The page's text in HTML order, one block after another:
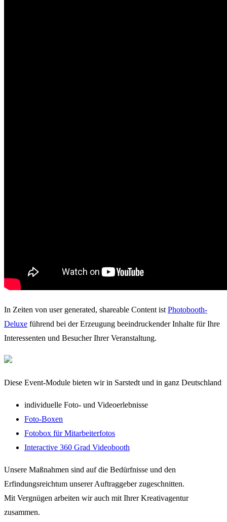
In Zeiten von user generated, shareable Content ist Photobooth-
Deluxe führend bei der Erzeugung beeindruckender Inhalte für Ihre
Interessenten und Besucher Ihrer Veranstaltung.
Diese Event-Module bieten wir in Sarstedt und in ganz Deutschland
individuelle Foto- und Videoerlebnisse
Foto-Boxen
Fotobox für Mitarbeiterfotos
Interactive 360 Grad Videobooth
Unsere Maßnahmen sind auf die Bedürfnisse und den
Erfindungsreichtum unserer Auftraggeber zugeschnitten.
Mit Vergnügen arbeiten wir auch mit Ihrer Kreativagentur
zusammen.